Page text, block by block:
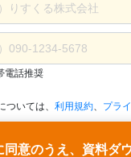
電話推奨
ついては、 利用規約、 プラ
同意のうえ、資料ダ